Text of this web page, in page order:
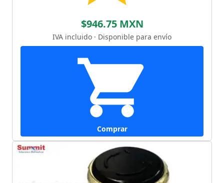
$946.75 MXN
IVA incluido · Disponible para envío
Comprar